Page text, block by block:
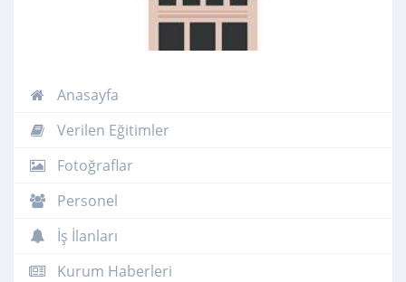
Anasayfa
Verilen Eğitimler
Fotoğraflar
Personel
İş İlanları
Kurum Haberleri